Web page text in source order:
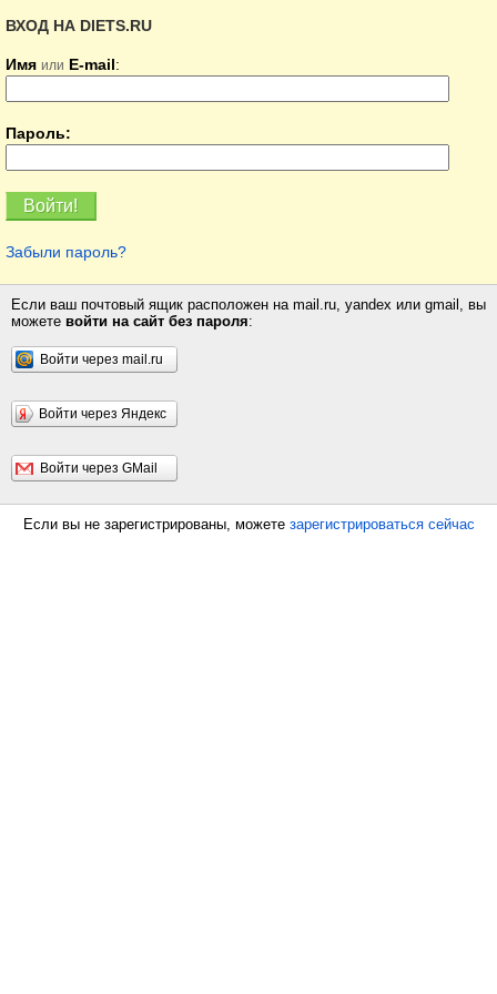
ВХОД НА DIETS.RU
Имя или E-mail:
Пароль:
Забыли пароль?
Если ваш почтовый ящик расположен на mail.ru, yandex или gmail, вы
можете войти на сайт без пароля:
Войти через mail.ru
Войти через Яндекс
Войти через GMail
Если вы не зарегистрированы, можете зарегистрироваться сейчас